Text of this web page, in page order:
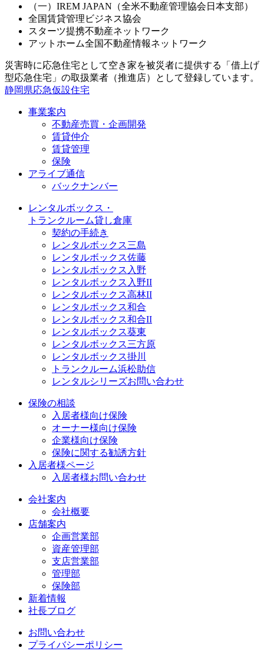
（一）IREM JAPAN（全米不動産管理協会日本支部）
全国賃貸管理ビジネス協会
スターツ提携不動産ネットワーク
アットホーム全国不動産情報ネットワーク
災害時に応急住宅として空き家を被災者に提供する「借上げ
型応急住宅」の取扱業者（推進店）として登録しています。
静岡県応急仮設住宅
事業案内
不動産売買・企画開発
賃貸仲介
賃貸管理
保険
アライブ通信
バックナンバー
レンタルボックス・
トランクルーム貸し倉庫
契約の手続き
レンタルボックス三島
レンタルボックス佐藤
レンタルボックス入野
レンタルボックス入野II
レンタルボックス高林II
レンタルボックス和合
レンタルボックス和合II
レンタルボックス葵東
レンタルボックス三方原
レンタルボックス掛川
トランクルーム浜松助信
レンタルシリーズお問い合わせ
保険の相談
入居者様向け保険
オーナー様向け保険
企業様向け保険
保険に関する勧誘方針
入居者様ページ
入居者様お問い合わせ
会社案内
会社概要
店舗案内
企画営業部
資産管理部
支店営業部
管理部
保険部
新着情報
社長ブログ
お問い合わせ
プライバシーポリシー